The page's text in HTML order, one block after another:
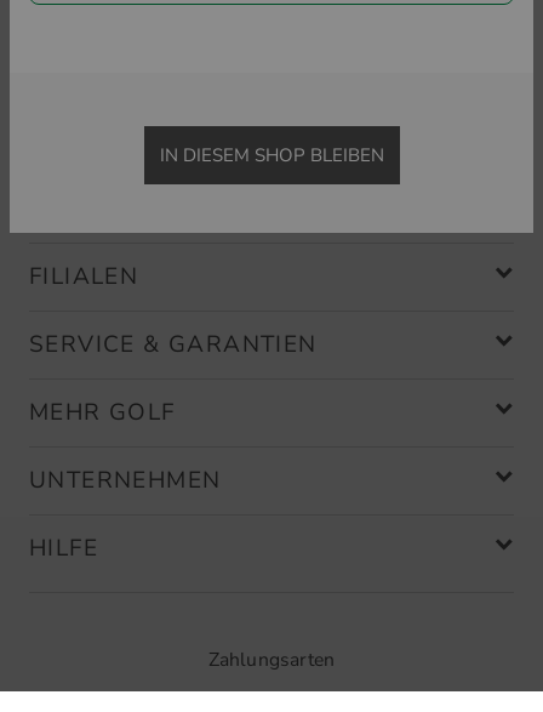
Menü
FILIALEN
SERVICE & GARANTIEN
MEHR GOLF
UNTERNEHMEN
HILFE
Zahlungsarten
IN DIESEM SHOP BLEIBEN